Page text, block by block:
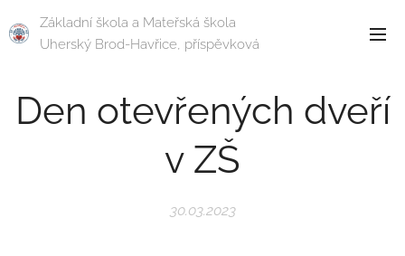
Základní škola a Mateřská škola
Uherský Brod-Havřice, příspěvková
Den otevřených dveří
v ZŠ
30.03.2023